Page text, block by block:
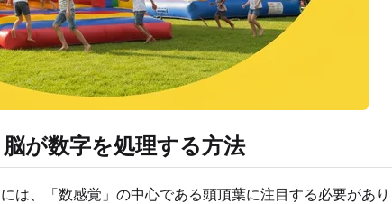
が数字を処理する方法
は、「数感覚」の中心である頭頂葉に注目する必要があ